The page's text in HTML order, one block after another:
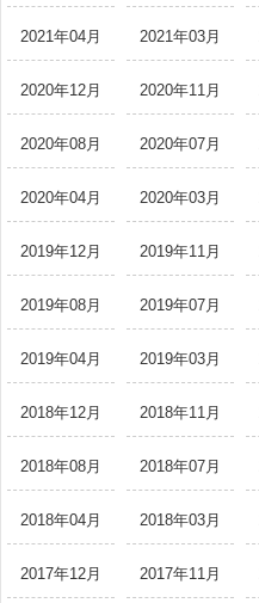
2021年04月 2021年03月
2020年12月 2020年11月
2020年08月 2020年07月
2020年04月 2020年03月
2019年12月 2019年11月
2019年08月 2019年07月
2019年04月 2019年03月
2018年12月 2018年11月
2018年08月 2018年07月
2018年04月 2018年03月
2017年12月 2017年11月